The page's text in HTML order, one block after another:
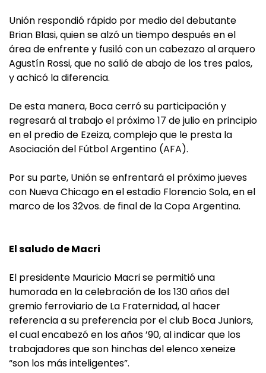
Unión respondió rápido por medio del debutante
Brian Blasi, quien se alzó un tiempo después en el
área de enfrente y fusiló con un cabezazo al arquero
Agustín Rossi, que no salió de abajo de los tres palos,
y achicó la diferencia.
De esta manera, Boca cerró su participación y
regresará al trabajo el próximo 17 de julio en principio
en el predio de Ezeiza, complejo que le presta la
Asociación del Fútbol Argentino (AFA).
Por su parte, Unión se enfrentará el próximo jueves
con Nueva Chicago en el estadio Florencio Sola, en el
marco de los 32vos. de final de la Copa Argentina.
El saludo de Macri
El presidente Mauricio Macri se permitió una
humorada en la celebración de los 130 años del
gremio ferroviario de La Fraternidad, al hacer
referencia a su preferencia por el club Boca Juniors,
el cual encabezó en los años ’90, al indicar que los
trabajadores que son hinchas del elenco xeneize
“son los más inteligentes”.